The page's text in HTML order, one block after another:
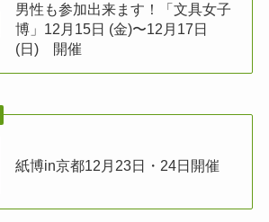
男性も参加出来ます！「文具女子
博」12月15日 (金)〜12月17日
(日) 開催
紙博in京都12月23日・24日開催